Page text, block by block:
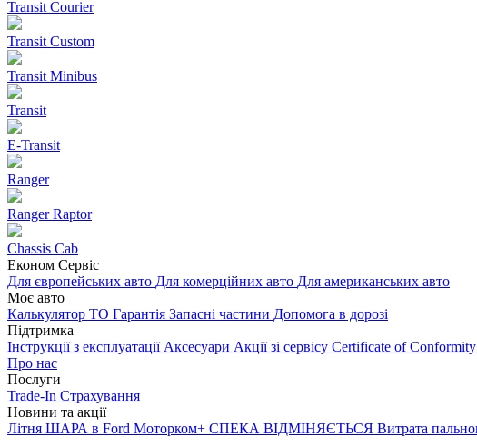
Transit Courier
Transit Custom
Transit Minibus
Transit
E-Transit
Ranger
Ranger Raptor
Chassis Cab
Економ Сервіс
Для європейських авто Для комерційних авто Для американських авто
Моє авто
Калькулятор ТО Гарантія Запасні частини Допомога в дорозі
Підтримка
Інструкції з експлуатації Аксесуари Акції зі сервісу Certificate of
Про нас
Послуги
Trade-In Страхування
Новини та акції
Літня ШАРА в Ford Моторком+ СПЕКА ВІДМІНЯЄТЬСЯ Витрата